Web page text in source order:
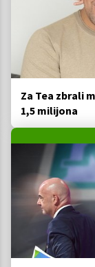
Za Tea zbrali
1,5 milijona